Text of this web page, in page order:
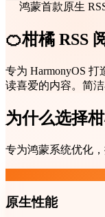
鸿蒙首款原生
🍊柑橘 RSS
专为 HarmonyOS
读喜爱的内容。简
为什么选择柑
专为鸿蒙系统优化
原生性能